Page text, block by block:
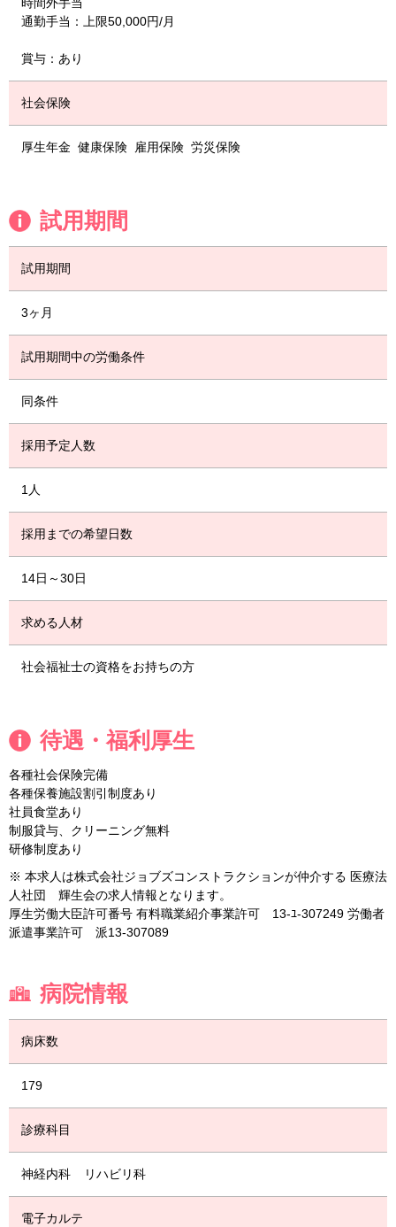
通勤手当：上限50,000円/月
賞与：あり
社会保険
厚生年金 健康保険 雇用保険 労災保険
試用期間
試用期間
3ヶ月
試用期間中の労働条件
同条件
採用予定人数
1人
採用までの希望日数
14日～30日
求める人材
社会福祉士の資格をお持ちの方
待遇・福利厚生
各種社会保険完備
各種保養施設割引制度あり
社員食堂あり
制服貸与、クリーニング無料
研修制度あり
※ 本求人は株式会社ジョブズコンストラクションが仲介する 医療法
人社団 輝生会の求人情報となります。
厚生労働大臣許可番号 有料職業紹介事業許可 13-ﾕ-307249 労働者
派遣事業許可 派13-307089
病院情報
病床数
179
診療科目
神経内科 リハビリ科
電子カルテ